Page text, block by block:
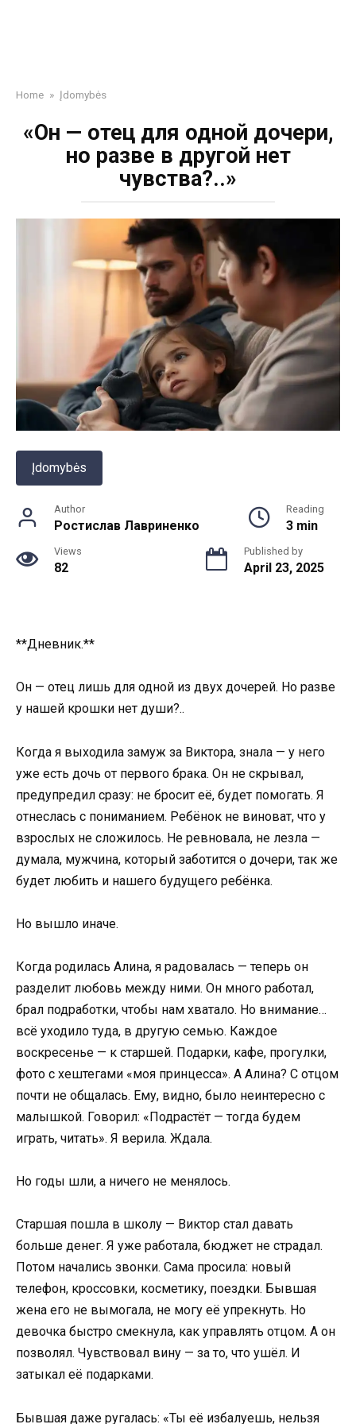
Home » Įdomybės
«Он — отец для одной дочери,
но разве в другой нет
чувства?..»
Įdomybės
Author
Ростислав Лавриненко
Reading
3 min
Views
82
Published by
April 23, 2025
**Дневник.**
Он — отец лишь для одной из двух дочерей. Но разве
у нашей крошки нет души?..
Когда я выходила замуж за Виктора, знала — у него
уже есть дочь от первого брака. Он не скрывал,
предупредил сразу: не бросит её, будет помогать. Я
отнеслась с пониманием. Ребёнок не виноват, что у
взрослых не сложилось. Не ревновала, не лезла —
думала, мужчина, который заботится о дочери, так же
будет любить и нашего будущего ребёнка.
Но вышло иначе.
Когда родилась Алина, я радовалась — теперь он
разделит любовь между ними. Он много работал,
брал подработки, чтобы нам хватало. Но внимание…
всё уходило туда, в другую семью. Каждое
воскресенье — к старшей. Подарки, кафе, прогулки,
фото с хештегами «моя принцесса». А Алина? С отцом
почти не общалась. Ему, видно, было неинтересно с
малышкой. Говорил: «Подрастёт — тогда будем
играть, читать». Я верила. Ждала.
Но годы шли, а ничего не менялось.
Старшая пошла в школу — Виктор стал давать
больше денег. Я уже работала, бюджет не страдал.
Потом начались звонки. Сама просила: новый
телефон, кроссовки, косметику, поездки. Бывшая
жена его не вымогала, не могу её упрекнуть. Но
девочка быстро смекнула, как управлять отцом. А он
позволял. Чувствовал вину — за то, что ушёл. И
затыкал её подарками.
Бывшая даже ругалась: «Ты её избалуешь, нельзя